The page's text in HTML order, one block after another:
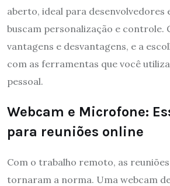
aberto, ideal para desenvolvedores
buscam personalização e controle.
vantagens e desvantagens, e a
com as ferramentas que você
pessoal.
Webcam e Microfone:
para reuniões online
Com o trabalho remoto, as
tornaram a norma. Uma webcam